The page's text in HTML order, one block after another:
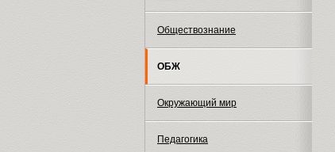
Обществознание
ОБЖ
Окружающий мир
Педагогика